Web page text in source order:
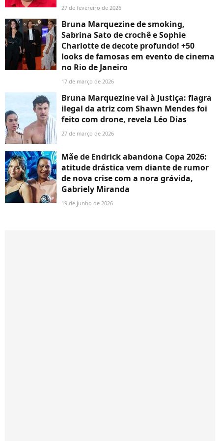
27 de fevereiro de 2026
Bruna Marquezine de smoking,
Sabrina Sato de crochê e Sophie
Charlotte de decote profundo! +50
looks de famosas em evento de cinema
no Rio de Janeiro
17 de março de 2026
Bruna Marquezine vai à Justiça: flagra
ilegal da atriz com Shawn Mendes foi
feito com drone, revela Léo Dias
27 de março de 2026
Mãe de Endrick abandona Copa 2026:
atitude drástica vem diante de rumor
de nova crise com a nora grávida,
Gabriely Miranda
19 de junho de 2026